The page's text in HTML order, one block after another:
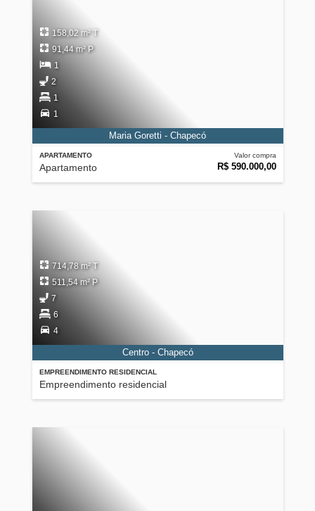
APARTAMENTO
Apartamento
Valor compra
R$ 590.000,00
158,02 m² T
91,44 m² P
1
2
1
1
Maria Goretti - Chapecó
EMPREENDIMENTO RESIDENCIAL
Empreendimento residencial
714,78 m² T
511,54 m² P
7
6
4
Centro - Chapecó